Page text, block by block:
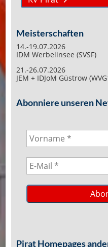
Meisterschaften
14.-19.07.2026
IDM Werbelinsee (SVSF)
21.-26.07.2026
JEM + IDJoM Güstrow
Abonniere unseren
Pirat Homepages